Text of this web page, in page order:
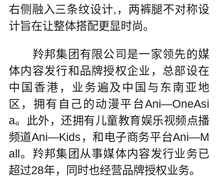
右侧融入三条纹设计,，两裤腿不对称设
计旨在让整体搭配更显时尚。
羚邦集团有限公司是一家领先的媒
体内容发行和品牌授权企业，总部设在
中国香港，业务遍及中国与东南亚地
区，拥有自己的动漫平台Ani—OneAsi
a。此外，还拥有儿童教育娱乐视频点播
频道Ani—Kids，和电子商务平台Ani—M
all。羚邦集团从事媒体内容发行业务已
超过28年，同时也经营品牌授权业务。